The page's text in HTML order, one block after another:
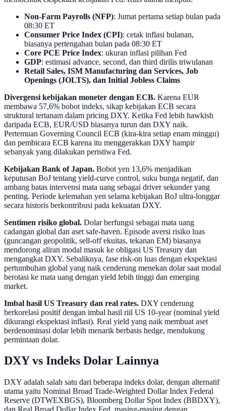
Non-Farm Payrolls (NFP): Jumat pertama setiap bulan pada
08:30 ET
Consumer Price Index (CPI): cetak inflasi bulanan,
biasanya pertengahan bulan pada 08:30 ET
Core PCE Price Index: ukuran inflasi pilihan Fed
GDP: estimasi advance, second, dan third dirilis triwulanan
Retail Sales, ISM Manufacturing dan Services, Job
Openings (JOLTS), dan Initial Jobless Claims
Divergensi kebijakan moneter dengan ECB. Karena EUR
membawa 57,6% bobot indeks, sikap kebijakan ECB secara
struktural tertanam dalam pricing DXY. Ketika Fed lebih hawkish
daripada ECB, EUR/USD biasanya turun dan DXY naik.
Pertemuan Governing Council ECB (kira-kira setiap enam minggu)
dan pembicara ECB karena itu menggerakkan DXY hampir
sebanyak yang dilakukan peristiwa Fed.
Kebijakan Bank of Japan. Bobot yen 13,6% menjadikan
keputusan BoJ tentang yield-curve control, suku bunga negatif, dan
ambang batas intervensi mata uang sebagai driver sekunder yang
penting. Periode kelemahan yen selama kebijakan BoJ ultra-longgar
secara historis berkontribusi pada kekuatan DXY.
Sentimen risiko global. Dolar berfungsi sebagai mata uang
cadangan global dan aset safe-haven. Episode aversi risiko luas
(guncangan geopolitik, sell-off ekuitas, tekanan EM) biasanya
mendorong aliran modal masuk ke obligasi US Treasury dan
mengangkat DXY. Sebaliknya, fase risk-on luas dengan ekspektasi
pertumbuhan global yang naik cenderung menekan dolar saat modal
berotasi ke mata uang dengan yield lebih tinggi dan emerging
market.
Imbal hasil US Treasury dan real rates. DXY cenderung
berkorelasi positif dengan imbal hasil riil US 10-year (nominal yield
dikurangi ekspektasi inflasi). Real yield yang naik membuat aset
berdenominasi dolar lebih menarik berbasis hedge, mendukung
permintaan dolar.
DXY vs Indeks Dolar Lainnya
DXY adalah salah satu dari beberapa indeks dolar, dengan alternatif
utama yaitu Nominal Broad Trade-Weighted Dollar Index Federal
Reserve (DTWEXBGS), Bloomberg Dollar Spot Index (BBDXY),